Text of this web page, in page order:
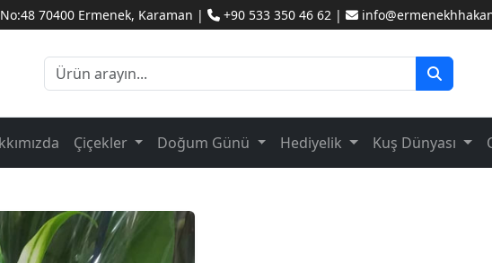
70400 Ermenek, Karaman | +90 533 350 46 62 |
Çiçekler Doğum Günü Hediyelik Kuş Dünyası